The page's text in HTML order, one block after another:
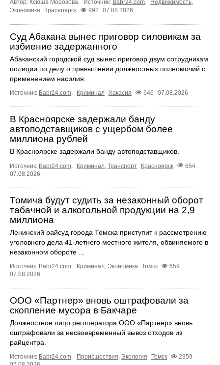
Автор: Ксюша Морозова. Источник: Babr24.com. Недвижимость,
Экономика
Красноярск 992 07.08.2026
Суд Абакана вынес приговор силовикам за
избиение задержанного
Абаканский городской суд вынес приговор двум сотрудникам
полиции по делу о превышении должностных полномочий с
применением насилия.
Источник: Babr24.com. Криминал Хакасия 646 07.08.2026
В Красноярске задержали банду
автоподставщиков с ущербом более
миллиона рублей
В Красноярске задержали банду автоподставщиков.
Источник: Babr24.com Криминал Транспорт Красноярск
654
07.08.2026
Томича будут судить за незаконный оборот
табачной и алкогольной продукции на 2,9
миллиона
Ленинский райсуд города Томска приступит к рассмотрению
уголовного дела 41-летнего местного жителя, обвиняемого в
незаконном обороте ...
Источник: Babr24.com Криминал Экономика Томск
659
07.08.2026
ООО «Партнер» вновь оштрафовали за
скопление мусора в Бакчаре
Должностное лицо регоператора ООО «Партнер» вновь
оштрафовали за несвоевременный вывоз отходов из
райцентра.
Источник: Babr24.com Происшествия Экология Томск
2359